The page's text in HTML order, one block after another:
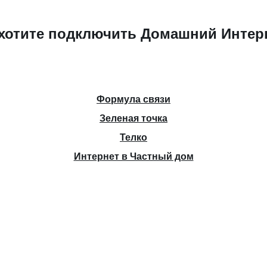
подключить Домашний
Формула связи
Зеленая точка
Телко
Интернет в Частный дом